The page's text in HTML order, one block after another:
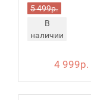
5 499р.
В
наличии
4 999р.